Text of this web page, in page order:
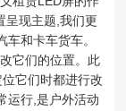
呈现主题,我们更
和卡车货车。
它们的位置。此
它们时都进行改
运行,是户外活动